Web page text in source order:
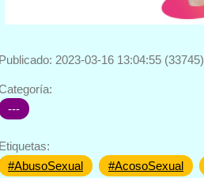
Publicado: 2023-03-16 13:04:55 (33745)
---
Etiquetas:
#AbusoSexual
#AcosoSexual